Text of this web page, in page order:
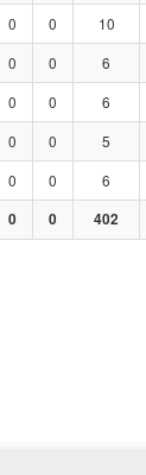
0 0 10
0 0 6
0 0 6
0 0 5
0 0 6
0 0 402